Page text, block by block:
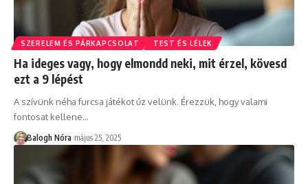
SZERELEM ÉS PÁRKAPCSOLAT TEST ÉS LÉLEK
Ha ideges vagy, hogy elmondd neki, mit érzel, kövesd
ezt a 9 lépést
A szívünk néha furcsa játékot űz velünk. Érezzük, hogy valami
fontosat kellene…
Balogh Nóra május 25, 2025